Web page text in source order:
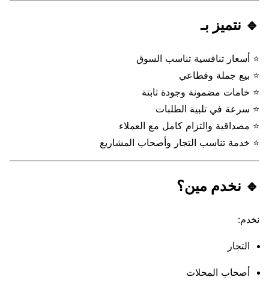
🔹 نتميز بـ
⭐ أسعار تنافسية تناسب السوق
⭐ بيع جملة وقطاعي
⭐ خامات مضمونة وجودة ثابتة
⭐ سرعة في تلبية الطلبات
⭐ مصداقية والتزام كامل مع العملاء
⭐ خدمة تناسب التجار وأصحاب المشاريع
🔹 نخدم مين؟
نخدم:
التجار
أصحاب المحلات